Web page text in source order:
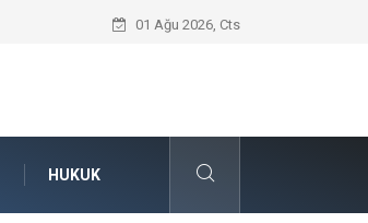
Seat Yedek Parça Dünyasında Kalite
01 Ağu 2026, Cts
HUKUK